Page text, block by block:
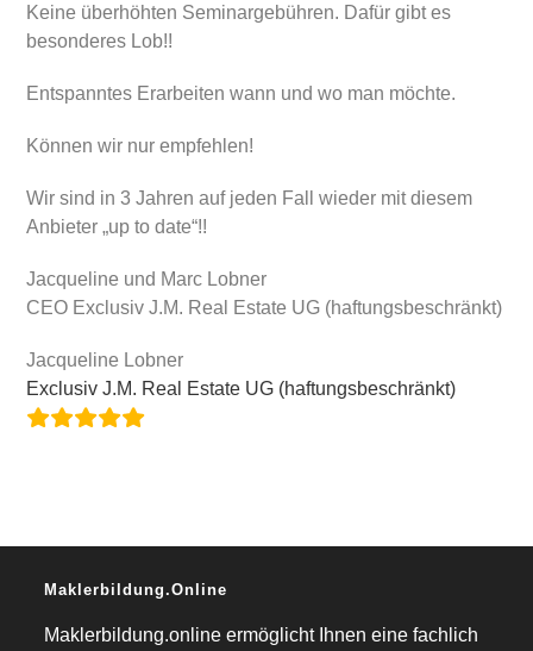
Keine überhöhten Seminargebühren. Dafür gibt es
besonderes Lob!!
Entspanntes Erarbeiten wann und wo man möchte.
Können wir nur empfehlen!
Wir sind in 3 Jahren auf jeden Fall wieder mit diesem
Anbieter „up to date“!!
Jacqueline und Marc Lobner
CEO Exclusiv J.M. Real Estate UG (haftungsbeschränkt)
Jacqueline Lobner
Exclusiv J.M. Real Estate UG (haftungsbeschränkt)
Maklerbildung.online
Maklerbildung.online ermöglicht Ihnen eine fachlich